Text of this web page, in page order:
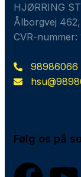
HJØRRING
Ålborgvej
CVR-
98986066
Følg os på